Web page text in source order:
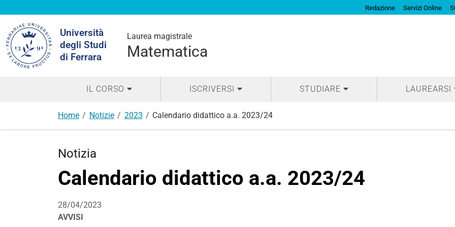
Redazione Servizi Online
Università
degli Studi
di Ferrara
Laurea magistrale
Matematica
nel
sito
IL CORSO ISCRIVERSI STUDIARE LAUREARSI
Home Notizie 2023 Calendario didattico a.a. 2023/24
Notizia
Calendario didattico a.a. 2023/24
28/04/2023
AVVISI